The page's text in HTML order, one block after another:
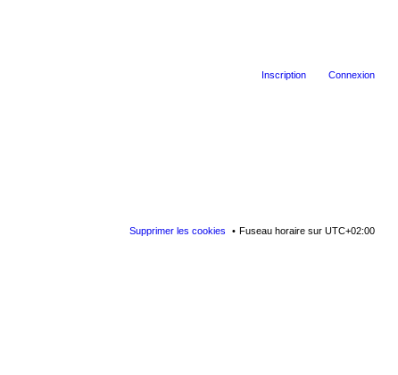
Connexion
Inscription
Fuseau horaire sur UTC+02:00
Supprimer les cookies